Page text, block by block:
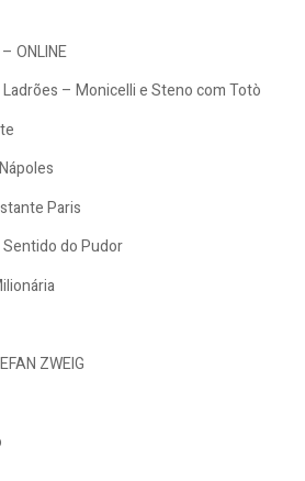
ONLINE
– Monicelli e Steno com Totò
Paris
do Pudor
ZWEIG